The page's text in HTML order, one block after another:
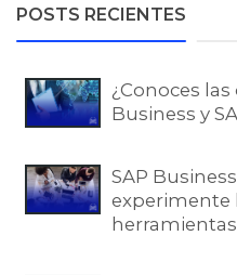
POSTS RECIENTES
¿Conoces
Business y
SAP
experimente